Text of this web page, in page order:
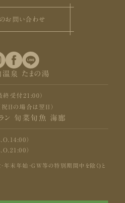
お問い合わせ
泉 たまの湯
終受付21:00）
日の場合は翌日）
ラン 旬菜旬魚 海廊
）
）
年末年始・GW等の特別期間中を除く)と